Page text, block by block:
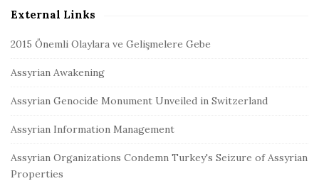
External Links
2015 Önemli Olaylara ve Gelişmelere Gebe
Assyrian Awakening
Assyrian Genocide Monument Unveiled in Switzerland
Assyrian Information Management
Assyrian Organizations Condemn Turkey's Seizure of Assyrian
Properties